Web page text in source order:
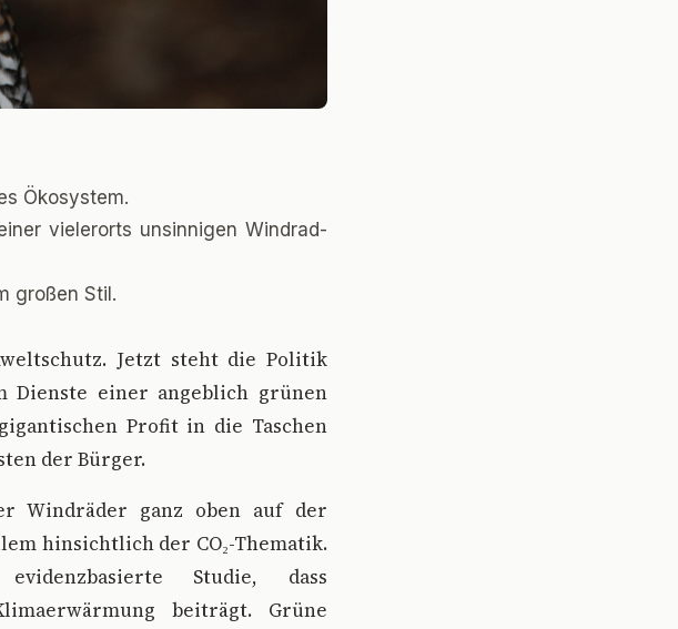
Ökosystem.
vielerorts unsinnigen Windrad-
großen Stil.
Jetzt steht die Politik
Dienste einer angeblich grünen
Profit in die Taschen
der Bürger.
Windräder ganz oben auf der
hinsichtlich der CO₂-Thematik.
Studie, dass
beiträgt. Grüne